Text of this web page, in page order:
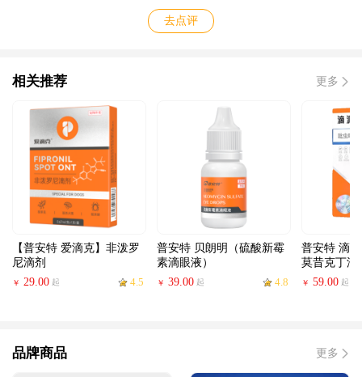
去点评
相关推荐 更多
【普安特 爱滴克】非泼罗
尼滴剂
￥ 29.00 起 4.5
普安特 贝朗明（硫酸新霉
素滴眼液）
￥ 39.00 起 4.8
普安特 滴
莫昔克丁滴
￥ 59.00 起
品牌商品 更多